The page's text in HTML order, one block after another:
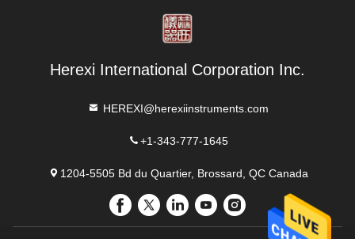
Herexi International Corporation Inc.
HEREXI@herexiinstruments.com
+1-343-777-1645
1204-5505 Bd du Quartier, Brossard, QC Canada